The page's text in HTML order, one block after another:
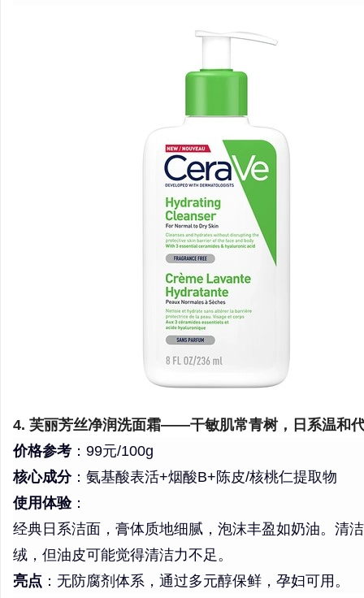
4. 芙丽芳丝净润洗面霜——干敏肌常青树，日系温和
价格参考 ：99元/100g
核心成分：氨基酸表活+烟酸B+陈皮/核桃仁提取物
使用体验：
经典日系洁面，膏体质地细腻，泡沫丰盈如奶油。清
绒，但油皮可能觉得清洁力不足。
亮点 ：无防腐剂体系，通过多元醇保鲜，孕妇可用。